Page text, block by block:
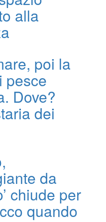
alla
poi la
pesce
Dove?
dei
da
chiude per
quando